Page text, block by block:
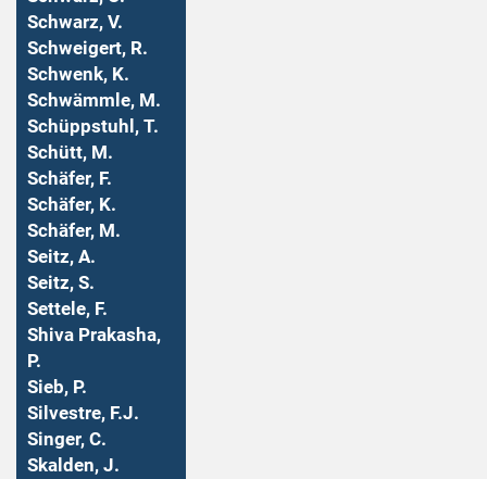
Schwarz, V.
Schweigert, R.
Schwenk, K.
Schwämmle, M.
Schüppstuhl, T.
Schütt, M.
Schäfer, F.
Schäfer, K.
Schäfer, M.
Seitz, A.
Seitz, S.
Settele, F.
Shiva Prakasha,
P.
Sieb, P.
Silvestre, F.J.
Singer, C.
Skalden, J.